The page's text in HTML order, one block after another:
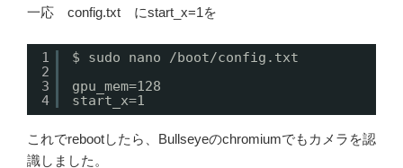
一応 config.txt にstart_x=1を
1
2
3
4
$ sudo nano /boot/config.txt
gpu_mem=128
start_x=1
これでrebootしたら、Bullseyeのchromiumでもカメラを認
識しました。